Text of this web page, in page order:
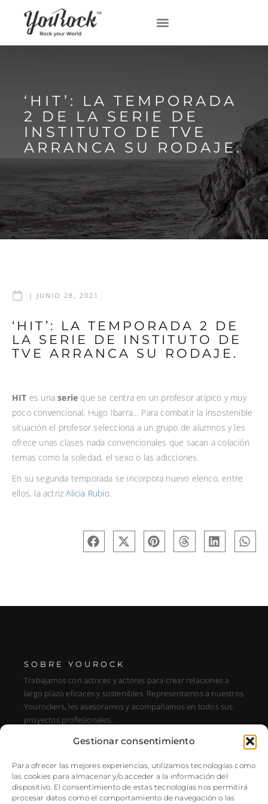
Gestionar consentimiento
Para ofrecer las mejores experiencias, utilizamos tecnologías como
las cookies para almacenar y/o acceder a la información del
dispositivo. El consentimiento de estas tecnologías nos permitirá
procesar datos como el comportamiento de navegación o las
‘HIT’: LA TEMPORADA
2 DE LA SERIE DE
INSTITUTO DE TVE
ARRANCA SU RODAJE.
| JUNIO 28, 2021
‘HIT’: LA TEMPORADA 2 DE
LA SERIE DE INSTITUTO DE
TVE ARRANCA SU RODAJE.
HIT es unaserie que se centra en un profesor atípico y muy
poco convencional, Hugo Ibarra… Para combatir la insostenible
situación el profesor selecciona a un grupo de alumnos y les
ofrece unas clases nada convencionales que sacan a colación
temas como la soledad, el sexo o las adicciones.
En su segunda temporada se incorpora nuevo elenco, entre
ellos, la actrizAlicia Rubio.
SOBRE YOUROCK
Trabajamos con actrices y actores para crear relaciones a
largo plazo eficaces y sostenibles. Representamos a nuestros
Yourockers, les asesoramos y acompañamos en todos sus
proyectos profesionales.
DIRECCIÓN
SÍGUENOS
Instagram